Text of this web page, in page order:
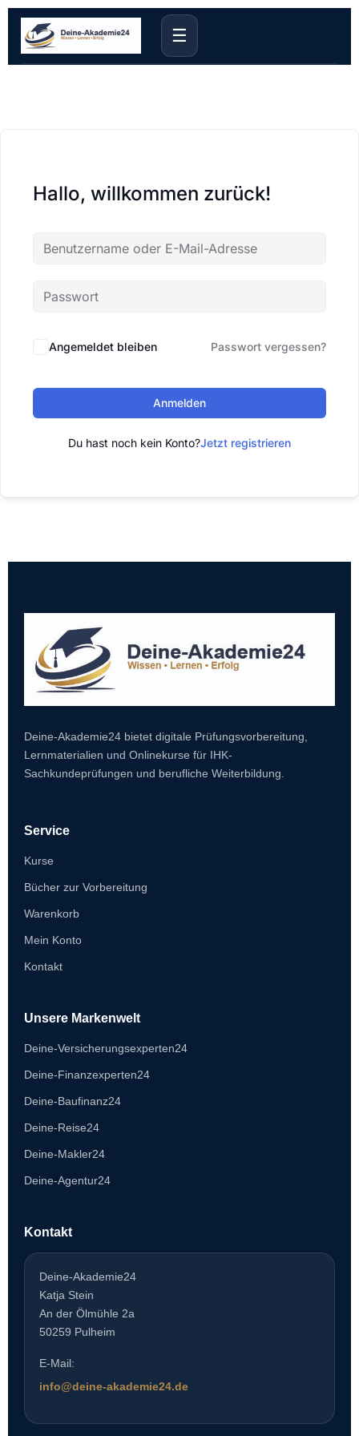
☰
Hallo, willkommen zurück!
Angemeldet bleiben Passwort vergessen?
Anmelden
Du hast noch kein Konto?Jetzt registrieren
Deine-Akademie24 bietet digitale Prüfungsvorbereitung,
Lernmaterialien und Onlinekurse für IHK-
Sachkundeprüfungen und berufliche Weiterbildung.
Service
Kurse
Bücher zur Vorbereitung
Warenkorb
Mein Konto
Kontakt
Unsere Markenwelt
Deine-Versicherungsexperten24
Deine-Finanzexperten24
Deine-Baufinanz24
Deine-Reise24
Deine-Makler24
Deine-Agentur24
Kontakt
Deine-Akademie24
Katja Stein
An der Ölmühle 2a
50259 Pulheim
E-Mail:
info@deine-akademie24.de